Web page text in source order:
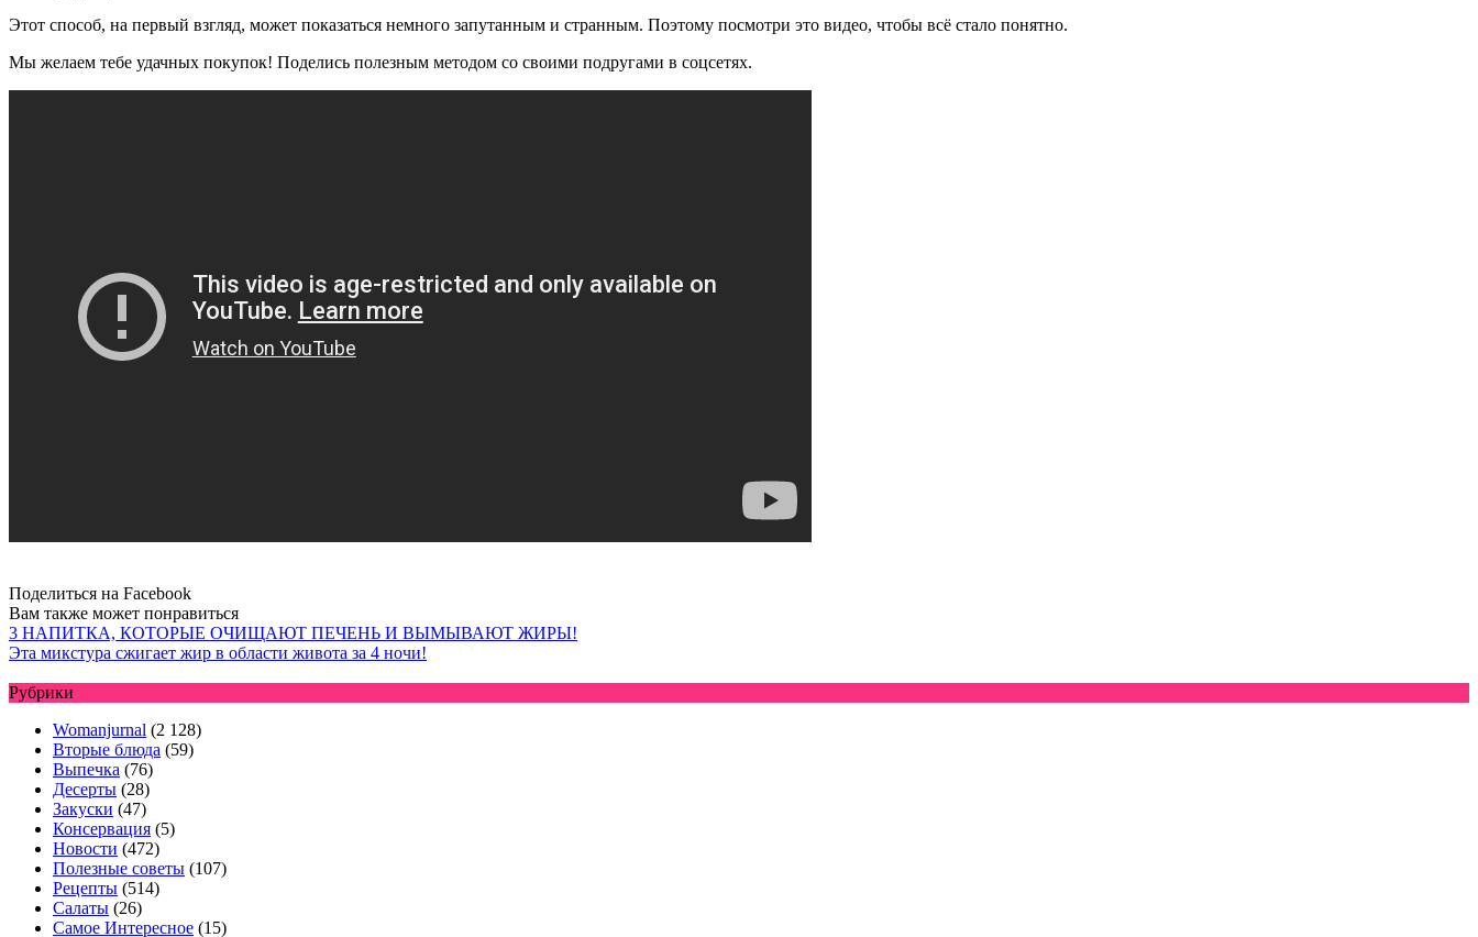
Этот способ, на первый взгляд, может показаться немного запутанным и странным. Поэтому посмотри это видео, чтобы всё стало понятно.
Мы желаем тебе удачных покупок! Поделись полезным методом со своими подругами в соцсетях.
Поделиться на Facebook
Вам также может понравиться
3 НАПИТКА, КОТОРЫЕ ОЧИЩАЮТ ПЕЧЕНЬ И ВЫМЫВАЮТ ЖИРЫ!
Эта микстура сжигает жир в области живота за 4 ночи!
Рубрики
Womanjurnal (2 128)
Вторые блюда (59)
Выпечка (76)
Десерты (28)
Закуски (47)
Консервация (5)
Новости (472)
Полезные советы (107)
Рецепты (514)
Салаты (26)
Самое Интересное (15)